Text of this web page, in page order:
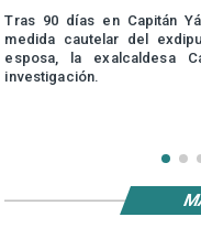
Tras 90 días en Capitán
medida cautelar del
esposa, la exalcaldesa
investigación.